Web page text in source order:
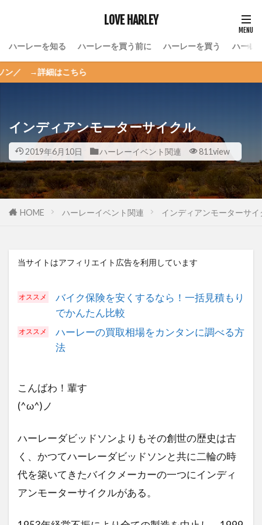
LOVE HARLEY
ハーレーを知る ハーレーを買う前に ハーレーを買う ハーレ
こちら
インディアンモーターサイクル
2019年6月10日 ハーレーイベント関連 811view
HOME ハーレーイベント関連 インディアンモーターサイ
当サイトはアフィリエイト広告を利用しています
バイク保険を安くするなら！一括見積もり
でかんたん比較
ハーレーの買取相場をカンタンに調べる方
法
こんばわ！輩す
(^ω^)ノ
ハーレーダビッドソンよりもその創世の歴史は古
く、かつてハーレーダビッドソンと共に二輪の時
代を築いてきたバイクメーカーの一つにインディ
アンモーターサイクルがある。